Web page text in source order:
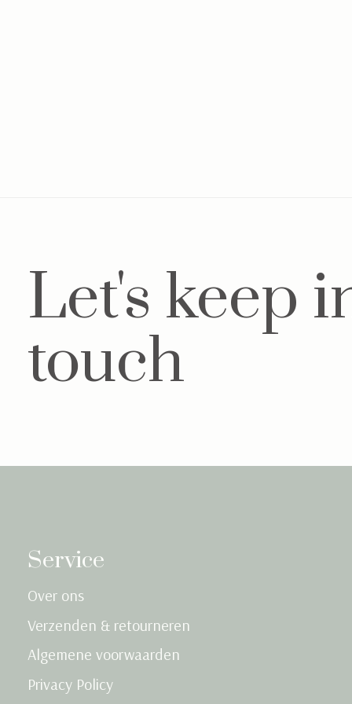
Let's keep
touch
Service
Over ons
Verzenden & retourneren
Algemene voorwaarden
Privacy Policy